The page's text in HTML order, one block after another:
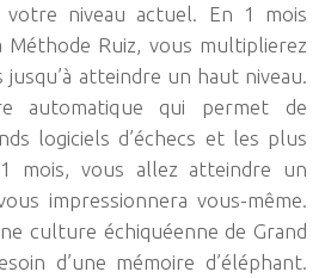
niveau actuel. En 1 mois
Méthode Ruiz, vous multiplierez
jusqu’à atteindre un haut niveau.
automatique qui permet de
logiciels d’échecs et les plus
mois, vous allez atteindre un
impressionnera vous-même.
culture échiquéenne de Grand
d’une mémoire d’éléphant.